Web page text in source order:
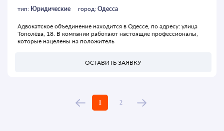
тип: Юридические город: Одесса
Адвокатское объединение находится в Одессе, по адресу: улица
Тополёва, 18. В компании работают настоящие профессионалы,
которые нацелены на положитель
ОСТАВИТЬ ЗАЯВКУ
1 2